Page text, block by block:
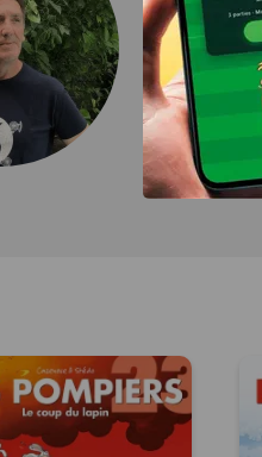
Scénariste :
Christophe
CAZENOVE